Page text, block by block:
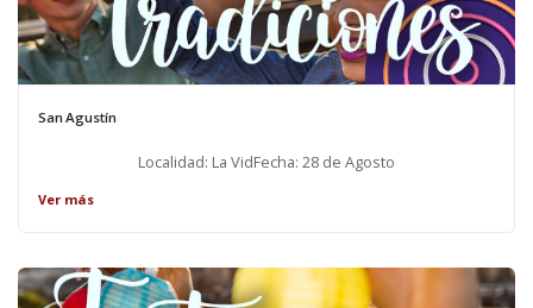
San Agustín
Localidad: La VidFecha: 28 de Agosto
Ver más